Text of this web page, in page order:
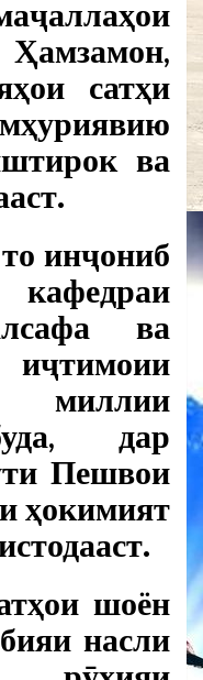
Ҳамзамон,
сатҳи
ва
инҷониб
ва
дар
Пешвои
ҳокимият
шоён
насли